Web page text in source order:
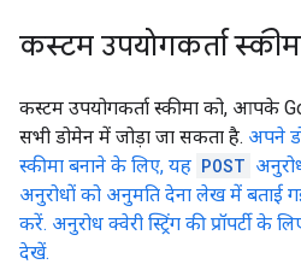
कस्टम उपयोगकर्ता
कस्टम उपयोगकर्ता स्कीमा को, आपके
सभी डोमेन में जोड़ा जा सकता है. अपने
स्कीमा बनाने के लिए, यह POST
अनुरोधों को अनुमति देना लेख में बताई
करें. अनुरोध क्वेरी स्ट्रिंग की प्रॉपर्टी
देखें.